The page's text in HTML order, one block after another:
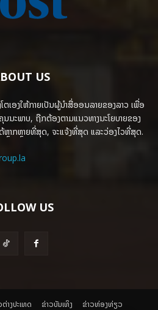
US
ເອງໃຫ້ກາຍເປັນຜູ້ນຳສື່ອອນລາຍຂອງລາວ ເພື່ອ
ນະພາບ, ຖືກຕ້ອງຕາມແນວທາງນະໂຍບາຍຂອງ
າກຫຼາຍທີ່ສຸດ, ຈະແຈ້ງທີ່ສຸດ ແລະວ່ອງໄວທີ່ສຸດ.
US
ຕ່າງປະເທດ ​ຂ່າວບັນເທິງ ​ຂ່າວທ່ອງທ່ຽວ